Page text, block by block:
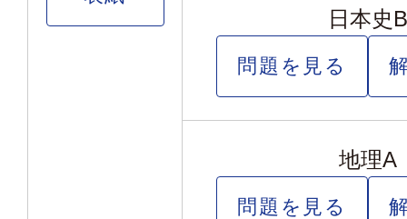
日本史B
問題を見る
地理A
問題を見る